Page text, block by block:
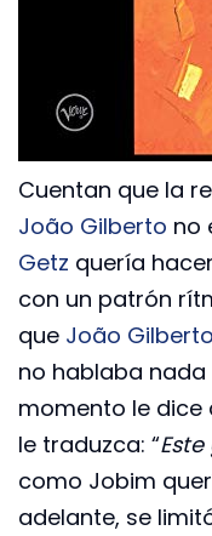
Cuentan que la
João Gilberto no
Getz quería
con un patrón
que João Gilberto
no hablaba nada
momento le dice
le traduzca: “
como Jobim
adelante, se